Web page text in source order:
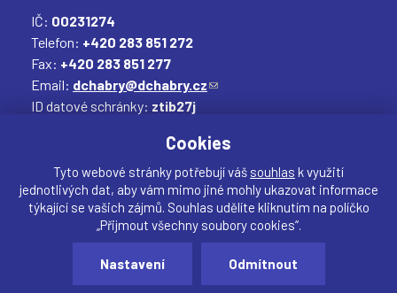
IČ: 00231274
Telefon: +420 283 851 272
Fax: +420 283 851 277
Email: dchabry@dchabry.cz(
k
a
z
o
d
ID datové schránky: ztib27j
d
k
a
Sdílet
Vytvořil:
drualas.cz
Webdesigner:našli jste chybu? Máte náměty, či
Cookies
Tyto webové stránky potřebují váš souhlas k využití
jednotlivých dat, aby vám mimo jiné mohly ukazovat informace
týkající se vašich zájmů. Souhlas udělíte kliknutím na políčko
„Přijmout všechny soubory cookies“.
Nastavení Odmítnout